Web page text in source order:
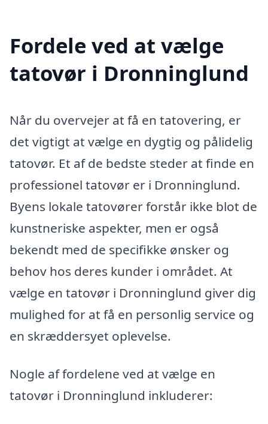
Fordele ved at vælge
tatovør i Dronninglund
Når du overvejer at få en tatovering, er
det vigtigt at vælge en dygtig og pålidelig
tatovør. Et af de bedste steder at finde en
professionel tatovør er i Dronninglund.
Byens lokale tatovører forstår ikke blot de
kunstneriske aspekter, men er også
bekendt med de specifikke ønsker og
behov hos deres kunder i området. At
vælge en tatovør i Dronninglund giver dig
mulighed for at få en personlig service og
en skræddersyet oplevelse.
Nogle af fordelene ved at vælge en
tatovør i Dronninglund inkluderer: